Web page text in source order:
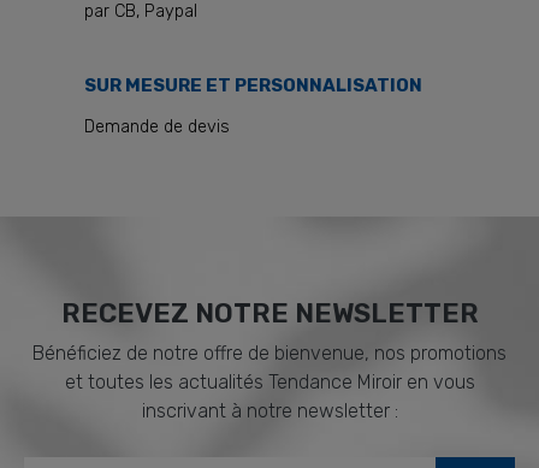
par CB, Paypal
SUR MESURE ET PERSONNALISATION
Demande de devis
RECEVEZ NOTRE NEWSLETTER
Bénéficiez de notre offre de bienvenue, nos promotions
et toutes les actualités Tendance Miroir en vous
inscrivant à notre newsletter :